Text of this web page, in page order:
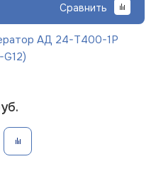
Сравнить
АД 24-Т400-1Р